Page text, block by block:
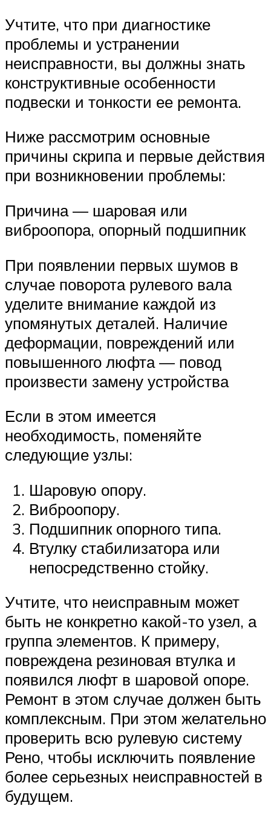
Учтите, что при диагностике
проблемы и устранении
неисправности, вы должны знать
конструктивные особенности
подвески и тонкости ее ремонта.
Ниже рассмотрим основные
причины скрипа и первые действия
при возникновении проблемы:
Причина — шаровая или
виброопора, опорный подшипник
При появлении первых шумов в
случае поворота рулевого вала
уделите внимание каждой из
упомянутых деталей. Наличие
деформации, повреждений или
повышенного люфта — повод
произвести замену устройства
Если в этом имеется
необходимость, поменяйте
следующие узлы:
Шаровую опору.
Виброопору.
Подшипник опорного типа.
Втулку стабилизатора или
непосредственно стойку.
Учтите, что неисправным может
быть не конкретно какой-то узел, а
группа элементов. К примеру,
повреждена резиновая втулка и
появился люфт в шаровой опоре.
Ремонт в этом случае должен быть
комплексным. При этом желательно
проверить всю рулевую систему
Рено, чтобы исключить появление
более серьезных неисправностей в
будущем.